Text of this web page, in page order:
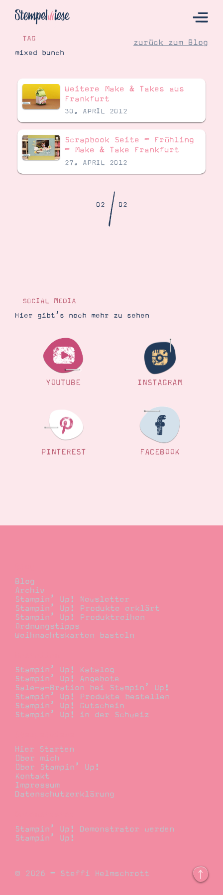
Hier Starten
Katalog
Bestellen
Tipps & Tricks
Ordnungstipps
TAG
mixed bunch
zurück zum Blog
Weitere Make & Takes aus
Frankfurt
30. APRIL 2012
Scrapbook Seite – Frühling
– Make & Take Frankfurt
27. APRIL 2012
02/02
SOCIAL MEDIA
Hier gibt’s noch mehr zu sehen
YOUTUBE INSTAGRAM
PINTEREST FACEBOOK
Blog
Archiv
Stampin’ Up! Newsletter
Stampin’ Up! Produkte erklärt
Stampin’ Up! Produktreihen
Ordnungstipps
Weihnachtskarten basteln
Stampin’ Up! Katalog
Stampin’ Up! Angebote
Sale-a-Bration bei Stampin’ Up!
Stampin’ Up! Produkte bestellen
Stampin’ Up! Gutschein
Stampin’ Up! in der Schweiz
Hier Starten
Über mich
Über Stampin’ Up!
Kontakt
Impressum
Datenschutzerklärung
Stampin’ Up! Demonstrator werden
Stampin’ Up!
© 2026 – Steffi Helmschrott